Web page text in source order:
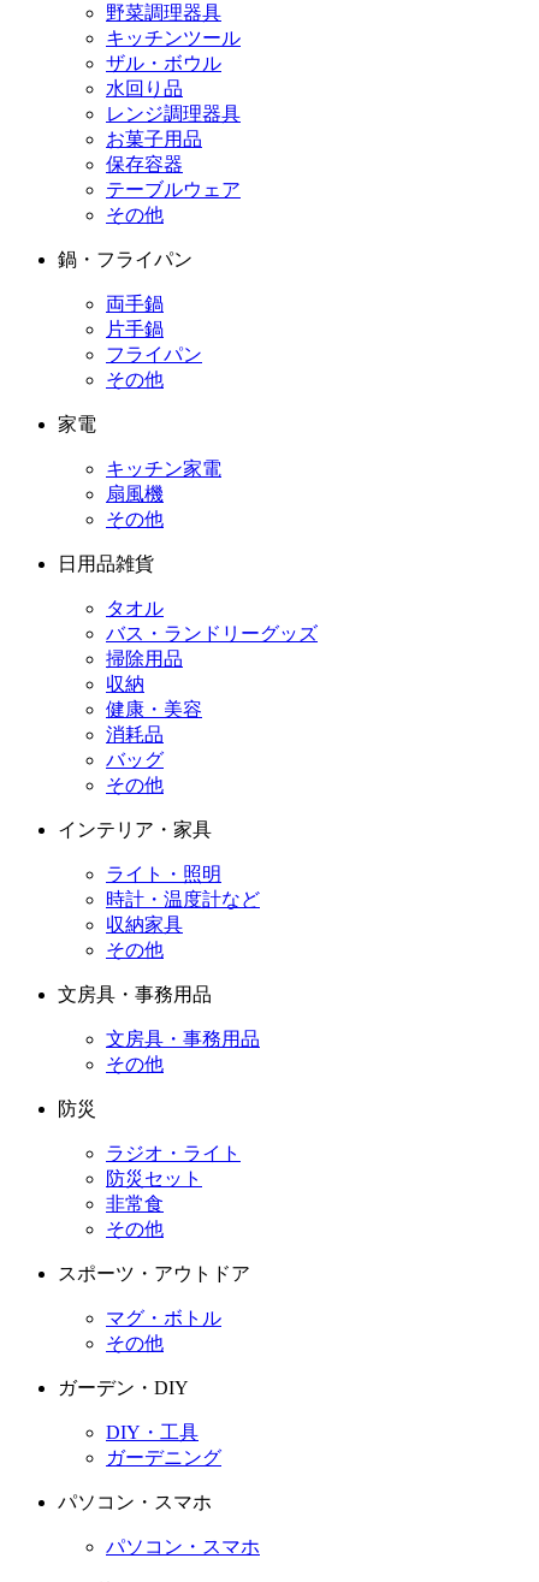
野菜調理器具
キッチンツール
ザル・ボウル
水回り品
レンジ調理器具
お菓子用品
保存容器
テーブルウェア
その他
鍋・フライパン
両手鍋
片手鍋
フライパン
その他
家電
キッチン家電
扇風機
その他
日用品雑貨
タオル
バス・ランドリーグッズ
掃除用品
収納
健康・美容
消耗品
バッグ
その他
インテリア・家具
ライト・照明
時計・温度計など
収納家具
その他
文房具・事務用品
文房具・事務用品
その他
防災
ラジオ・ライト
防災セット
非常食
その他
スポーツ・アウトドア
マグ・ボトル
その他
ガーデン・DIY
DIY・工具
ガーデニング
パソコン・スマホ
パソコン・スマホ